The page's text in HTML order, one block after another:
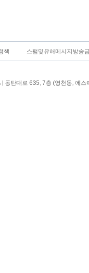
책 스팸및유해메시지방송
탄대로 635, 7층 (영천동, 에스